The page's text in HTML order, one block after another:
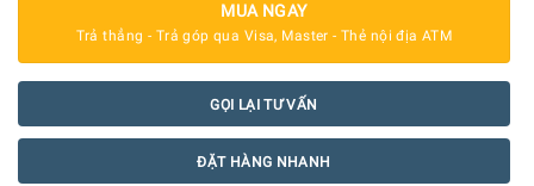
MUA NGAY
Trả thẳng - Trả góp qua Visa, Master - Thẻ nội địa ATM
GỌI LẠI TƯ VẤN
ĐẶT HÀNG NHANH